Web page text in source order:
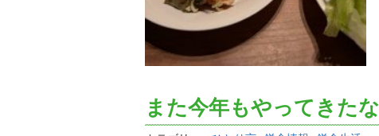
また今年もやってきたな